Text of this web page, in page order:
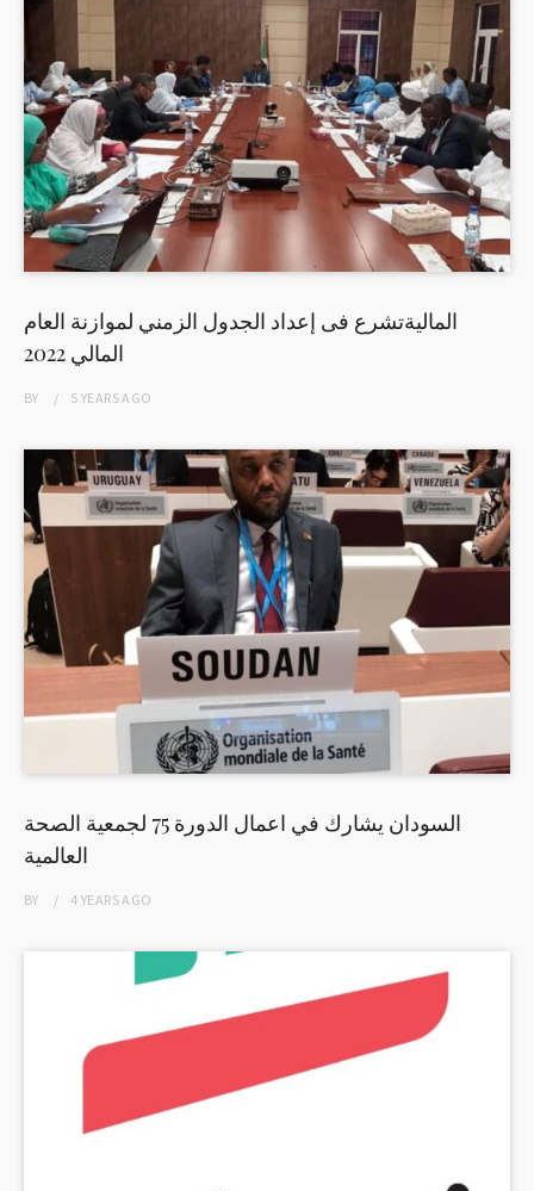
الماليةتشرع فى إعداد الجدول الزمني لموازنة العام
المالي 2022
BY 5 YEARSAGO
السودان يشارك في اعمال الدورة 75 لجمعية الصحة
العالمية
BY 4 YEARSAGO